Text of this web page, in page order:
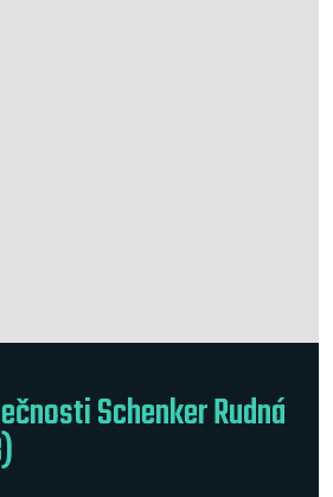
Schenker Rudná